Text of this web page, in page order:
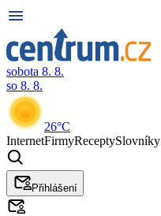
sobota 8. 8.
so 8. 8.
26°C
InternetFirmyReceptySlovníky
Přihlášení